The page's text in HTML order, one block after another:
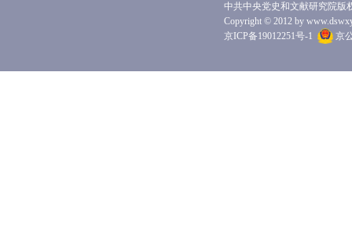
中共中央党史和文献研究院版
Copyright © 2012 by
京ICP备19012251号-1
京